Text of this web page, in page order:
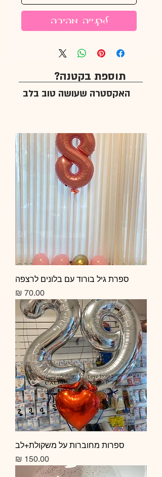
לקנייה מהירה
תוספת בקטנה?
האקסטרה שעושה טוב בלב
ספרת גיל בורוד עם בלונים לרצפה
מחיר
ספרות מחוברות על משקולת+לב
מחיר